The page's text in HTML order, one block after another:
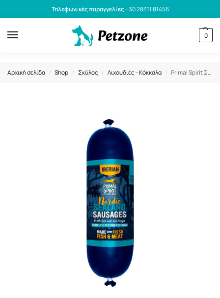
Τηλεφωνικές παραγγελίες+30 28311 81456
0
Αρχική σελίδα / Shop / Σκύλος / Λιχουδιές - Κόκκαλα / Primal Spirit Σαλαμάκι για Σκύλους Iberian Nordic Sealand 1kg